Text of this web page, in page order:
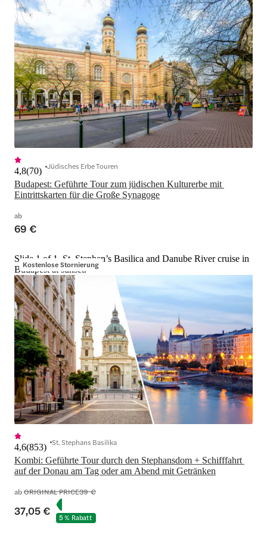
Budapest: Geführte Tour zum jüdischen Kulturerbe mit
Eintrittskarten für die Große Synagoge
4,8(70) Jüdisches Erbe Touren
ab
69 €
Kostenlose Stornierung
Slide 1 of 1, St. Stephen’s Basilica and Danube River cruise in
Budapest at sunset.
Kombi: Geführte Tour durch den Stephansdom + Schifffahrt
auf der Donau am Tag oder am Abend mit Getränken
4,6(853) St. Stephans Basilika
abORIGINAL PRICE39 €
37,05 € 5 % Rabatt